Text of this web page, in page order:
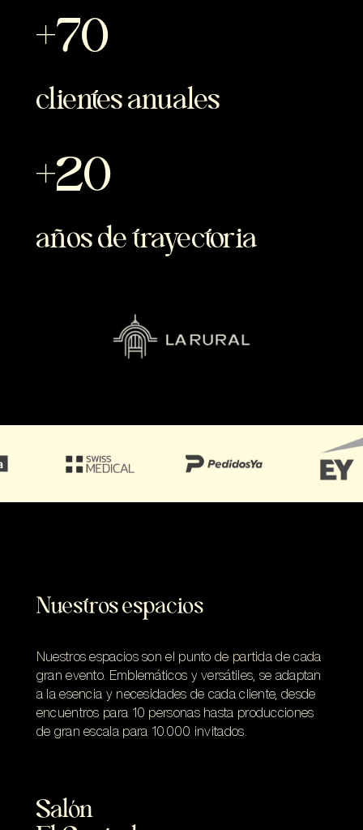
70
clientes anuales
20
años de trayectoria
· · ·
Nuestros espacios
Nuestros espacios son el punto de partida de cada
gran evento. Emblemáticos y versátiles, se adaptan
a la esencia y necesidades de cada cliente, desde
encuentros para 10 personas hasta producciones
de gran escala para 10.000 invitados.
Salón